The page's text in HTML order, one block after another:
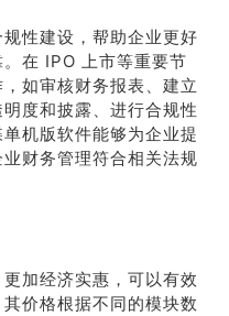
性建设，帮助企业更好
在 IPO 上市等重要节
如审核财务报表、建立
度和披露、进行合规性
机版软件能够为企业提
财务管理符合相关法规
加经济实惠，可以有效
价格根据不同的模块数